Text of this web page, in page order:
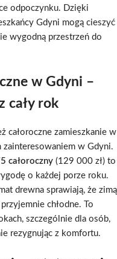
odpoczynku. Dzięki
Gdyni mogą cieszyć
wygodną przestrzeń do
w Gdyni –
cały rok
całoroczne zamieszkanie w
zainteresowaniem w Gdyni.
całoroczny (129 000 zł) to
o każdej porze roku.
drewna sprawiają, że zimą
chłodne. To
szczególnie dla osób,
rezygnując z komfortu.